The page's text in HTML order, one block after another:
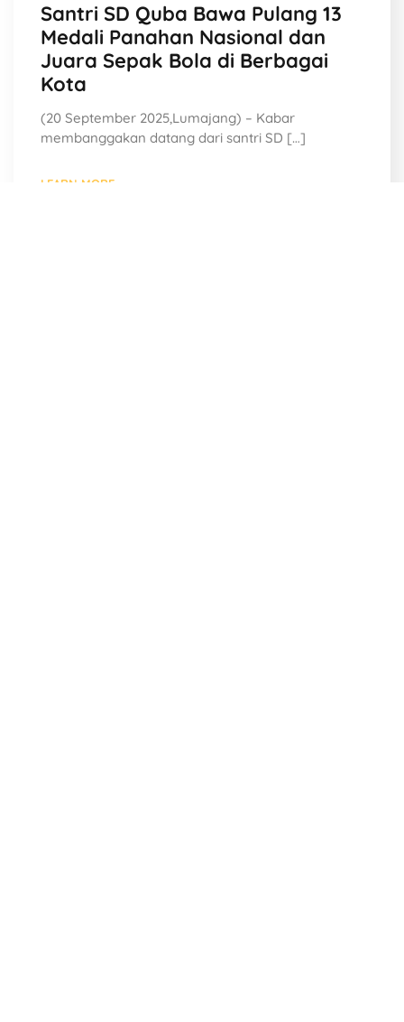
Santri SD Quba Bawa Pulang 13
Medali Panahan Nasional dan
Juara Sepak Bola di Berbagai
Kota
(20 September 2025,Lumajang) – Kabar
membanggakan datang dari santri SD […]
LEARN MORE..